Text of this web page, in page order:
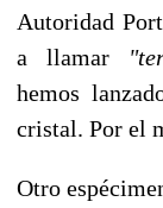
Autoridad
a llamar
hemos
cristal. Por el
Otro